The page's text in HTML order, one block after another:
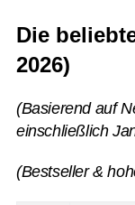
Die
2026)
(Basierend auf
einschließlich
(Bestseller &